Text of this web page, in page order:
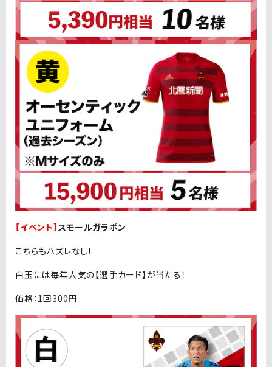
【イベント】 スモールガラポン
こちらもハズレなし！
白玉には毎年人気の【選手カード】が当たる！
価格：1回300円